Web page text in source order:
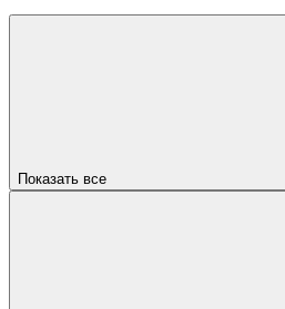
Показать все